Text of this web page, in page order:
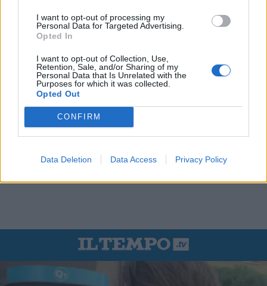
I want to opt-out of processing my
Personal Data for Targeted Advertising.
Opted In
I want to opt-out of Collection, Use,
Retention, Sale, and/or Sharing of my
Personal Data that Is Unrelated with the
Purposes for which it was collected.
Opted Out
CONFIRM
Data Deletion Data Access Privacy Policy